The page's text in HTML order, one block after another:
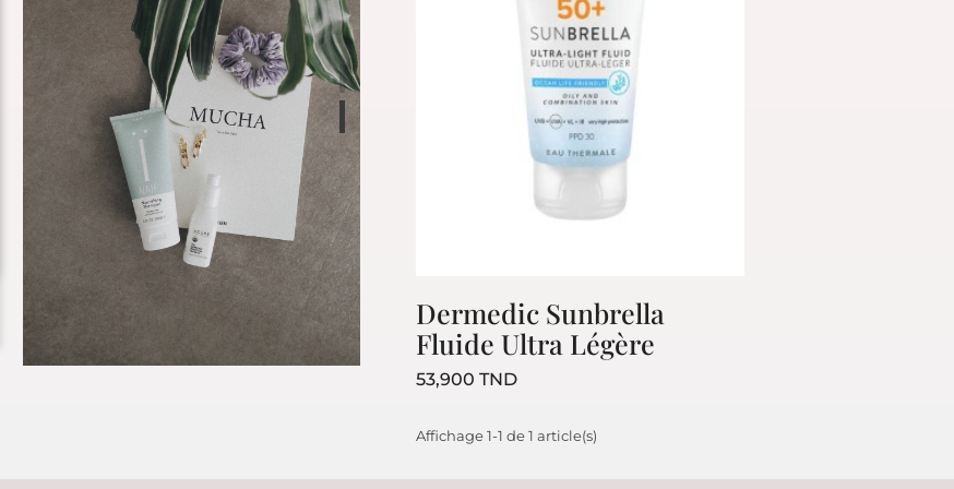
Dermedic Sunbrella
Fluide Ultra Légère
53,900 TNDPrix
Affichage 1-1 de 1 article(s)